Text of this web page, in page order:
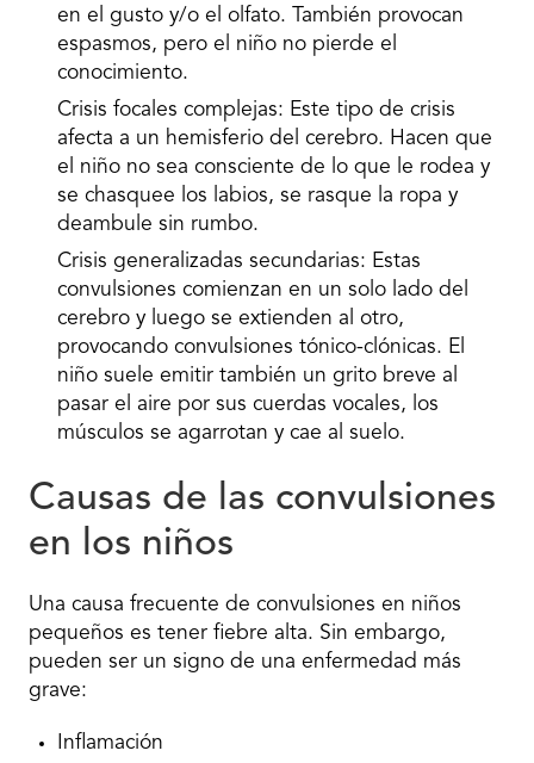
en el gusto y/o el olfato. También provocan
espasmos, pero el niño no pierde el
conocimiento.
Crisis focales complejas: Este tipo de crisis
afecta a un hemisferio del cerebro. Hacen que
el niño no sea consciente de lo que le rodea y
se chasquee los labios, se rasque la ropa y
deambule sin rumbo.
Crisis generalizadas secundarias: Estas
convulsiones comienzan en un solo lado del
cerebro y luego se extienden al otro,
provocando convulsiones tónico-clónicas. El
niño suele emitir también un grito breve al
pasar el aire por sus cuerdas vocales, los
músculos se agarrotan y cae al suelo.
Causas de las convulsiones
en los niños
Una causa frecuente de convulsiones en niños
pequeños es tener fiebre alta. Sin embargo,
pueden ser un signo de una enfermedad más
grave:
Inflamación